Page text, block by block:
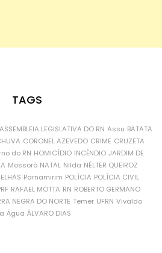
TAGS
ASSEMBLEIA LEGISLATIVA DO RN Assu BATATA
CORONEL AZEVEDO CRIME CRUZETA
do RN HOMICÍDIO INCÊNDIO JARDIM DE
Mossoró NATAL Nilda NÉLTER QUEIROZ
Parnamirim POLÍCIA POLÍCIA CIVIL
RAFAEL MOTTA RN ROBERTO GERMANO
NEGRA DO NORTE Temer UFRN Vivaldo
Água ÁLVARO DIAS